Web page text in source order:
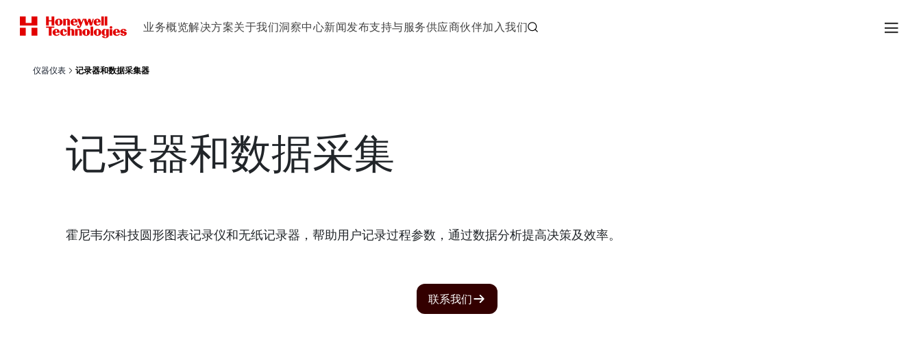
业务概览解决方案关于我们洞察中心新闻发布支持与服务供应商伙伴加入我们
仪器仪表 记录器和数据采集器
记录器和数据采集
霍尼韦尔科技圆形图表记录仪和无纸记录器，帮助用户记录过程参数，通过数据分析提高决策及效率。
联系我们